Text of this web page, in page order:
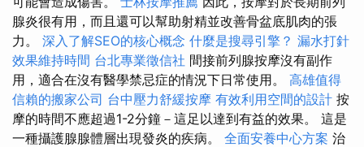
腺炎很有用，而且還可以幫助射精並改善骨盆底肌肉的張
力。 深入了解SEO的核心概念 什麼是搜尋引擎？ 漏水打針
效果維持時間 台北專業徵信社 間接前列腺按摩沒有副作
用，適合在沒有醫學禁忌症的情況下日常使用。 高雄值得
信賴的搬家公司 台中壓力舒緩按摩 有效利用空間的設計 按
摩的時間不應超過1-2分鐘－這足以達到有益的效果。 這是
一種攝護腺腺體層出現發炎的疾病。 全面安養中心方案 治